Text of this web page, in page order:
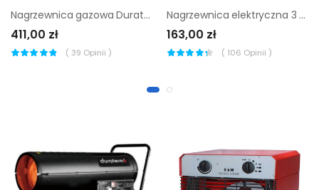
Nagrzewnica gazowa Duraterm 15 kW
411,00 zł
( 39 Opinii )
Nagrzewnica elektryczna 3 kW
163,00 zł
( 106 Opinii )